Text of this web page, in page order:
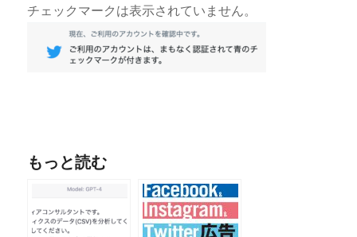
チェックマークは表示されていません。
もっと読む